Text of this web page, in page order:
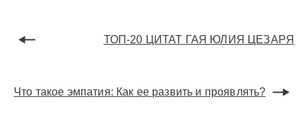
ТОП-20 ЦИТАТ ГАЯ ЮЛИЯ ЦЕЗАРЯ
Что такое эмпатия: Как ее развить и проявлять?